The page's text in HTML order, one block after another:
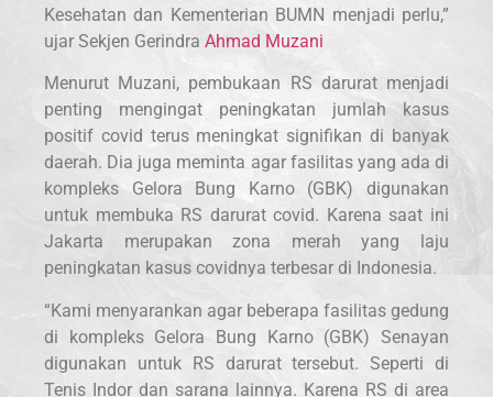
Kesehatan dan Kementerian BUMN menjadi perlu,”
ujar Sekjen Gerindra Ahmad Muzani
Menurut Muzani, pembukaan RS darurat menjadi
penting mengingat peningkatan jumlah kasus
positif covid terus meningkat signifikan di banyak
daerah. Dia juga meminta agar fasilitas yang ada di
kompleks Gelora Bung Karno (GBK) digunakan
untuk membuka RS darurat covid. Karena saat ini
Jakarta merupakan zona merah yang laju
peningkatan kasus covidnya terbesar di Indonesia.
“Kami menyarankan agar beberapa fasilitas gedung
di kompleks Gelora Bung Karno (GBK) Senayan
digunakan untuk RS darurat tersebut. Seperti di
Tenis Indor dan sarana lainnya. Karena RS di area